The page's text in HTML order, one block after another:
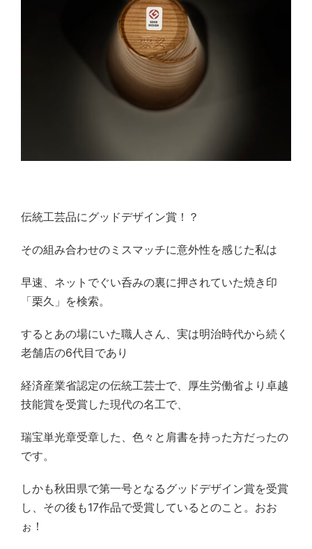
伝統工芸品にグッドデザイン賞！？
その組み合わせのミスマッチに意外性を感じた私は
早速、ネットでぐい呑みの裏に押されていた焼き印
「栗久」を検索。
するとあの場にいた職人さん、実は明治時代から続く
老舗店の6代目であり
経済産業省認定の伝統工芸士で、厚生労働省より卓越
技能賞を受賞した現代の名工で、
瑞宝単光章受章した、色々と肩書を持った方だったの
です。
しかも秋田県で第一号となるグッドデザイン賞を受賞
し、その後も17作品で受賞しているとのこと。おお
ぉ！